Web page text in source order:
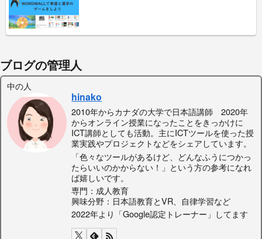
ブログの管理人
中の人
hinako
2010年からカナダの大学で日本語講師 2020年
からオンライン授業になったことをきっかけに
ICT講師としても活動。主にICTツールを使った授
業実践やプロジェクトなどをシェアしています。
「色々なツールがあるけど、どんなふうにつかっ
たらいいのかからない！」という方の参考になれ
ば嬉しいです。
専門：成人教育
興味分野：日本語教育とVR、自律学習など
2022年より「Google認定トレーナー」してます